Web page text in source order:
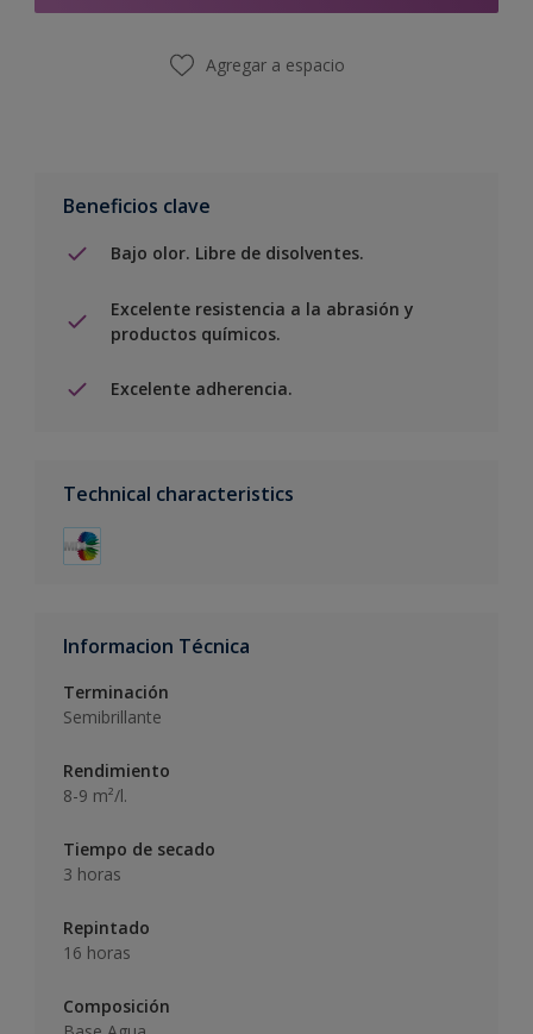
Agregar a espacio
Beneficios clave
Bajo olor. Libre de disolventes.
Excelente resistencia a la abrasión y
productos químicos.
Excelente adherencia.
Technical characteristics
Informacion Técnica
Terminación
Semibrillante
Rendimiento
8-9 m²/l.
Tiempo de secado
3 horas
Repintado
16 horas
Composición